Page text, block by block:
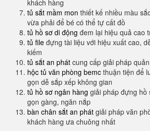
khách hàng
tủ sắt mầm mon thiết kế nhiều màu
vừa phải để bé có thể tự cất đồ
tủ hồ sơ di động đem lại hiệu quả cao
tủ file đựng tài liệu với hiệu xuất cao,
kiếm
tủ sắt an phát cung cấp giải pháp
hộc tủ văn phòng bemc thuận tiện để
gọn dễ sắp xếp không gian
tủ hồ sơ ngân hàng giải pháp đựng hồ
gọn gàng, ngăn nắp
bàn chân sắt an phát giải pháp văn
khách hàng ưa chuông nhất